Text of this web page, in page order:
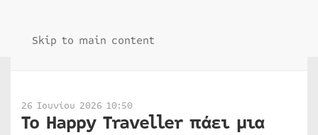
Skip to main content
26 Ιουνίου 2026 10:50
Το Happy Traveller πάει μια